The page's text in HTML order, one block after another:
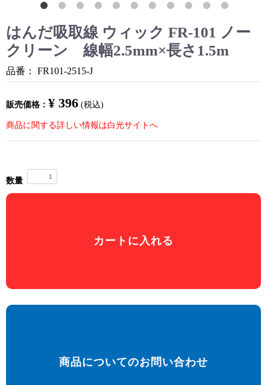
はんだ吸取線 ウィック FR-101 ノー
クリーン 線幅2.5mm×長さ1.5m
品番： FR101-2515-J
販売価格： ¥ 396 (税込)
商品に関する詳しい情報は白光サイトへ
数量
カートに入れる
商品についてのお問い合わせ